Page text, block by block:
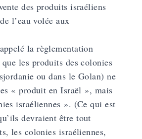
des produits israéliens
l’eau volée aux
larèglementation
les produits des colonies
ou dans le Golan) ne
« produit en Israël », mais
israéliennes ». (Ce qui est
devraient être tout
les colonies israéliennes,